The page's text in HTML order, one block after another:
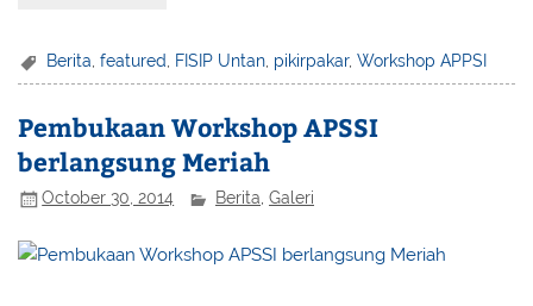
Berita ,featured FISIP Untan pikirpakar,Workshop APPSI
Pembukaan Workshop APSSI
berlangsung Meriah
October 30, 2014 Berita,Galeri